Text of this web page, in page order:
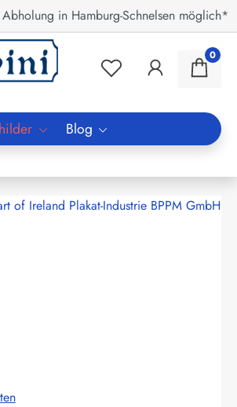
Abholung in Hamburg-Schnelsen möglich*
0
Blog
of Ireland Plakat-Industrie BPPM GmbH